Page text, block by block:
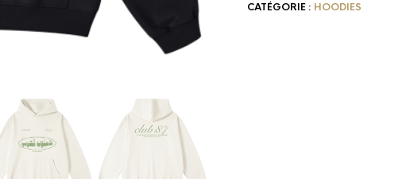
CATÉGORIE : HOODIES